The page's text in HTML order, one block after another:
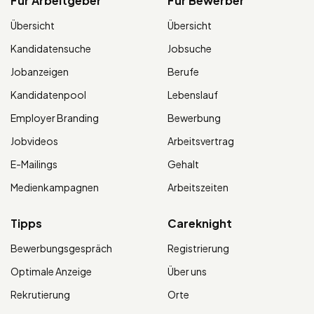
Übersicht
Kandidatensuche
Jobanzeigen
Kandidatenpool
Employer Branding
Jobvideos
E-Mailings
Medienkampagnen
Übersicht
Jobsuche
Berufe
Lebenslauf
Bewerbung
Arbeitsvertrag
Gehalt
Arbeitszeiten
Tipps
Bewerbungsgespräch
Optimale Anzeige
Rekrutierung
Careknight
Registrierung
Über uns
Orte